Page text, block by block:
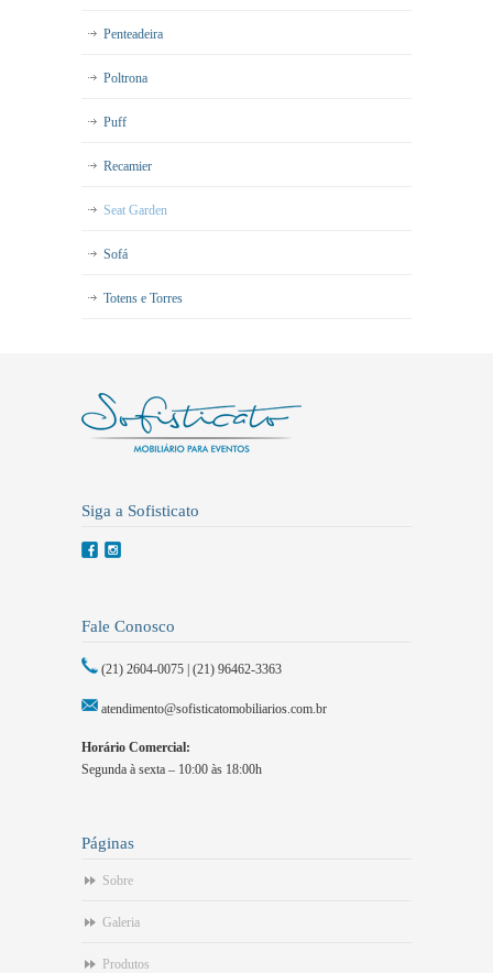
Penteadeira
Poltrona
Puff
Recamier
Seat Garden
Sofá
Totens e Torres
Siga a Sofisticato
Fale Conosco
(21) 2604-0075 | (21) 96462-3363
atendimento@sofisticatomobiliarios.com.br
Horário Comercial:
Segunda à sexta – 10:00 às 18:00h
Páginas
Sobre
Galeria
Produtos